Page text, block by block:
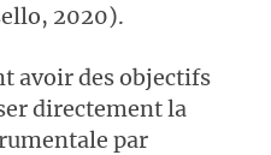
2020).
avoir des objectifs
directement la
par